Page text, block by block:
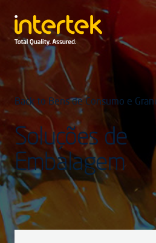
Back to Bens de Consumo e
Soluções de
Embalagem